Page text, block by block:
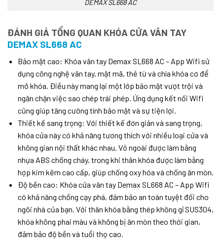
DEMAX SL668 AC
ĐÁNH GIÁ TỔNG QUAN KHÓA CỬA VÂN TAY
DEMAX SL668 AC
Bảo mật cao: Khóa vân tay Demax SL668 AC – App Wifi sử
dụng công nghệ vân tay, mật mã, thẻ từ và chìa khóa cơ để
mở khóa. Điều này mang lại một lớp bảo mật vượt trội và
ngăn chặn việc sao chép trái phép. Ứng dụng kết nối Wifi
cũng giúp tăng cường tính bảo mật và sự tiện lợi.
Thiết kế sang trọng: Với thiết kế đơn giản và sang trọng,
khóa cửa này có khả năng tương thích với nhiều loại cửa và
không gian nội thất khác nhau. Vỏ ngoài được làm bằng
nhựa ABS chống cháy, trong khi thân khóa được làm bằng
hợp kim kẽm cao cấp, giúp chống oxy hóa và chống ăn mòn.
Độ bền cao: Khóa cửa vân tay Demax SL668 AC – App Wifi
có khả năng chống cạy phá, đảm bảo an toàn tuyệt đối cho
ngôi nhà của bạn. Với thân khóa bằng thép không gỉ SUS304,
khóa không phai màu và không bị ăn mòn theo thời gian,
đảm bảo độ bền và tuổi thọ cao.